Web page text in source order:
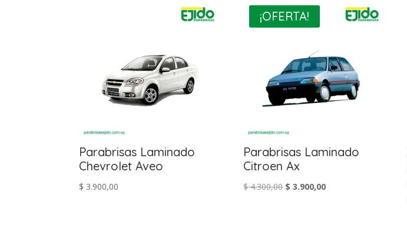
Parabrisas Laminado
Chevrolet Aveo
$ 3.900,00
¡OFERTA!
Parabrisas Laminado
Citroen Ax
$4.300,00 El
$ 3.900,00El